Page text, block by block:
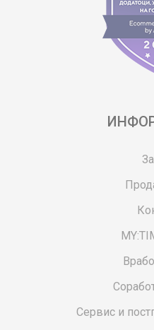
Сервис и